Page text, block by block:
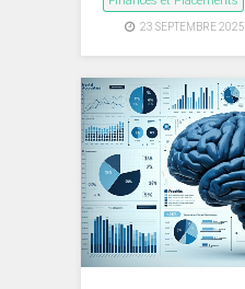
23 SEPTEMBRE 2025